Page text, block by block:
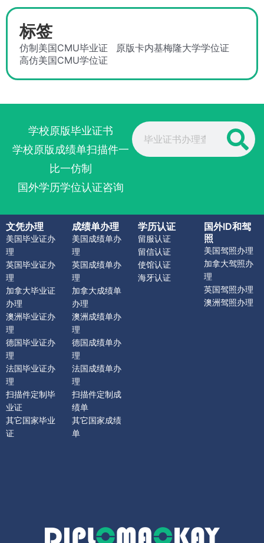
标签
仿制美国CMU毕业证
原版卡内基梅隆大学学位证
高仿美国CMU学位证
学校原版毕业证书
学校原版成绩单扫描件一
比一仿制
国外学历学位认证咨询
Search
文凭办理
美国毕业证办
理
英国毕业证办
理
加拿大毕业证
办理
澳洲毕业证办
理
德国毕业证办
理
法国毕业证办
理
扫描件定制毕
业证
其它国家毕业
证
成绩单办理
美国成绩单办
理
英国成绩单办
理
加拿大成绩单
办理
澳洲成绩单办
理
德国成绩单办
理
法国成绩单办
理
扫描件定制成
绩单
其它国家成绩
单
学历认证
留服认证
留信认证
使馆认证
海牙认证
国外ID和驾
照
美国驾照办理
加拿大驾照办
理
英国驾照办理
澳洲驾照办理